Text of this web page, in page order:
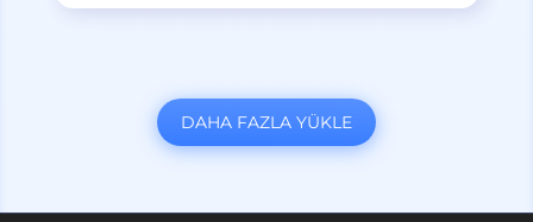
DAHA FAZLA YÜKLE